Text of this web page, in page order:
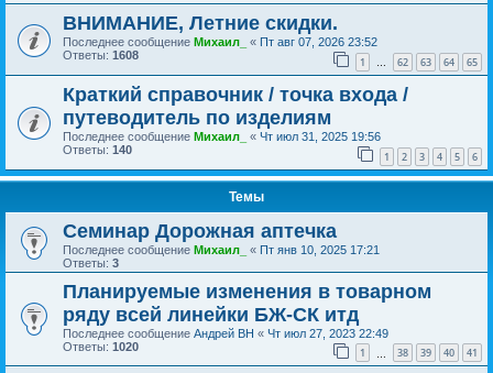
ВНИМАНИЕ, Летние скидки.
Последнее сообщение Михаил_ « Пт авг 07, 2026 23:52
Ответы: 1608 1 … 62 63 64 65
Краткий справочник / точка входа /
путеводитель по изделиям
Последнее сообщение Михаил_ « Чт июл 31, 2025 19:56
Ответы: 140 1 2 3 4 5 6
Темы
Семинар Дорожная аптечка
Последнее сообщение Михаил_ « Пт янв 10, 2025 17:21
Ответы: 3
Планируемые изменения в товарном
ряду всей линейки БЖ-СК итд
Последнее сообщение Андрей ВН « Чт июл 27, 2023 22:49
Ответы: 1020 1 38 39 40 41